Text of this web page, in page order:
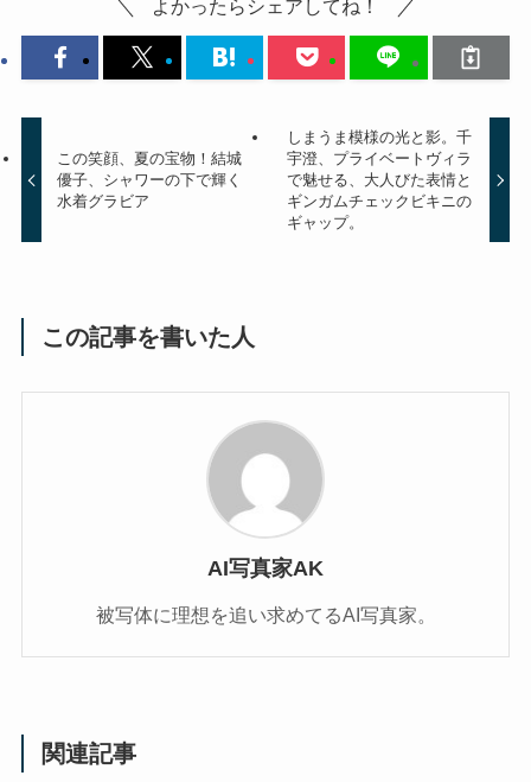
よかったらシェアしてね！
この笑顔、夏の宝物！結城
優子、シャワーの下で輝く
水着グラビア
しまうま模様の光と影。千
宇澄、プライベートヴィラ
で魅せる、大人びた表情と
ギンガムチェックビキニの
ギャップ。
この記事を書いた人
AI写真家AK
被写体に理想を追い求めてるAI写真家。
関連記事